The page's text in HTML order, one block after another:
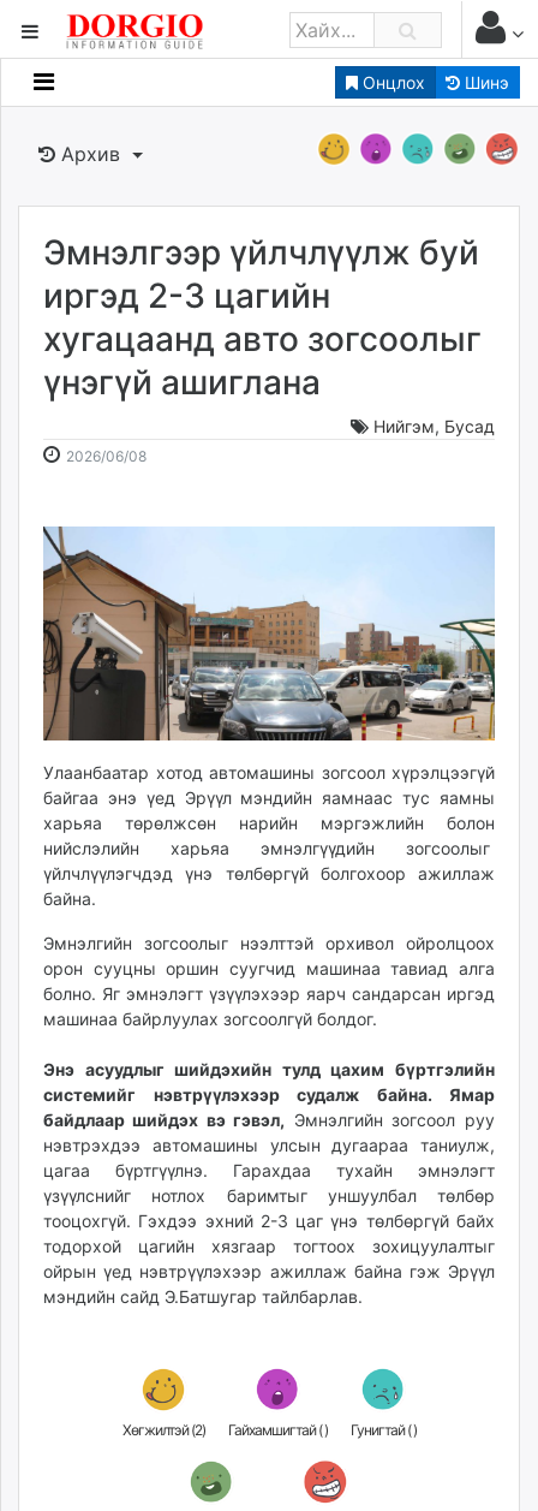
Онцлох Шинэ
Мэдээллийн
Банк санхүү
Бизнес ААН
Төрийн
dorgio.mn
Gogo.mn
caak.mn
news.mn
zindaa.mn
tovch.mn
ikon.mn
mnb.mn
Livetv.mn
Eguur.mn
24tsag.mn
shuud.mn
eagle.mn
ergelt.mn
zarig.mn
today.mn
zuv.mn
mminfo.mn
urlag.mn
unen.mn
shuurhai.mn
unuudur.mn
isee.mn
mglradio.com
fact.mn
itoim.mn
tumen.mn
shuum.mn
times.mn
Архив
Эмнэлгээр үйлчлүүлж буй
иргэд 2-3 цагийн
хугацаанд авто зогсоолыг
үнэгүй ашиглана
Нийгэм, Бусад
2026/06/082026-
2026-
Улаанбаатар хотод автомашины зогсоол хүрэлцээгүй
байгаа энэ үед Эрүүл мэндийн яамнаас тус яамны
харьяа төрөлжсөн нарийн мэргэжлийн болон
нийслэлийн харьяа эмнэлгүүдийн зогсоолыг
үйлчлүүлэгчдэд үнэ төлбөргүй болгохоор ажиллаж
байна.
Эмнэлгийн зогсоолыг нээлттэй орхивол ойролцоох
орон сууцны оршин суугчид машинаа тавиад алга
болно. Яг эмнэлэгт үзүүлэхээр яарч сандарсан иргэд
машинаа байрлуулах зогсоолгүй болдог.
Энэ асуудлыг шийдэхийн тулд цахим бүртгэлийн
системийг нэвтрүүлэхээр судалж байна. Ямар
байдлаар шийдэх вэ гэвэл, Эмнэлгийн зогсоол руу
нэвтрэхдээ автомашины улсын дугаараа таниулж,
цагаа бүртгүүлнэ. Гарахдаа тухайн эмнэлэгт
үзүүлснийг нотлох баримтыг уншуулбал төлбөр
тооцохгүй. Гэхдээ эхний 2-3 цаг үнэ төлбөргүй байх
тодорхой цагийн хязгаар тогтоох зохицуулалтыг
ойрын үед нэвтрүүлэхээр ажиллаж байна гэж Эрүүл
мэндийн сайд Э.Батшугар тайлбарлав.
Хөгжилтэй (2) Гайхамшигтай () Гунигтай ()